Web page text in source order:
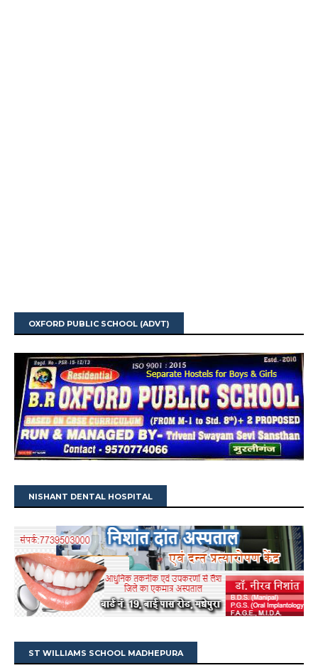
OXFORD PUBLIC SCHOOL (ADVT)
NISHANT DENTAL HOSPITAL
ST WILLIAMS SCHOOL MADHEPURA